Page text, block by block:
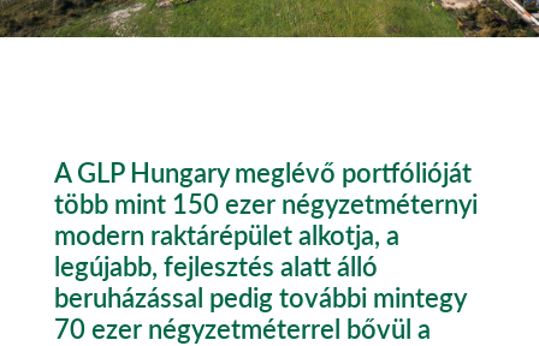
A GLP Hungary meglévő portfólióját
több mint 150 ezer négyzetméternyi
modern raktárépület alkotja, a
legújabb, fejlesztés alatt álló
beruházással pedig további mintegy
70 ezer négyzetméterrel bővül a